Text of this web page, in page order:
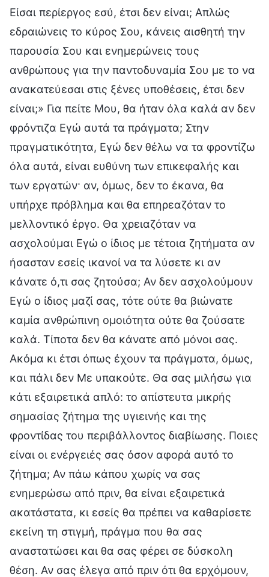
Είσαι περίεργος εσύ, έτσι δεν είναι; Απλώς
εδραιώνεις το κύρος Σου, κάνεις αισθητή την
παρουσία Σου και ενημερώνεις τους
ανθρώπους για την παντοδυναμία Σου με το να
ανακατεύεσαι στις ξένες υποθέσεις, έτσι δεν
είναι;» Για πείτε Μου, θα ήταν όλα καλά αν δεν
φρόντιζα Εγώ αυτά τα πράγματα; Στην
πραγματικότητα, Εγώ δεν θέλω να τα φροντίζω
όλα αυτά, είναι ευθύνη των επικεφαλής και
των εργατών· αν, όμως, δεν το έκανα, θα
υπήρχε πρόβλημα και θα επηρεαζόταν το
μελλοντικό έργο. Θα χρειαζόταν να
ασχολούμαι Εγώ ο ίδιος με τέτοια ζητήματα αν
ήσασταν εσείς ικανοί να τα λύσετε κι αν
κάνατε ό,τι σας ζητούσα; Αν δεν ασχολούμουν
Εγώ ο ίδιος μαζί σας, τότε ούτε θα βιώνατε
καμία ανθρώπινη ομοιότητα ούτε θα ζούσατε
καλά. Τίποτα δεν θα κάνατε από μόνοι σας.
Ακόμα κι έτσι όπως έχουν τα πράγματα, όμως,
και πάλι δεν Με υπακούτε. Θα σας μιλήσω για
κάτι εξαιρετικά απλό: το απίστευτα μικρής
σημασίας ζήτημα της υγιεινής και της
φροντίδας του περιβάλλοντος διαβίωσης. Ποιες
είναι οι ενέργειές σας όσον αφορά αυτό το
ζήτημα; Αν πάω κάπου χωρίς να σας
ενημερώσω από πριν, θα είναι εξαιρετικά
ακατάστατα, κι εσείς θα πρέπει να καθαρίσετε
εκείνη τη στιγμή, πράγμα που θα σας
αναστατώσει και θα σας φέρει σε δύσκολη
θέση. Αν σας έλεγα από πριν ότι θα ερχόμουν,